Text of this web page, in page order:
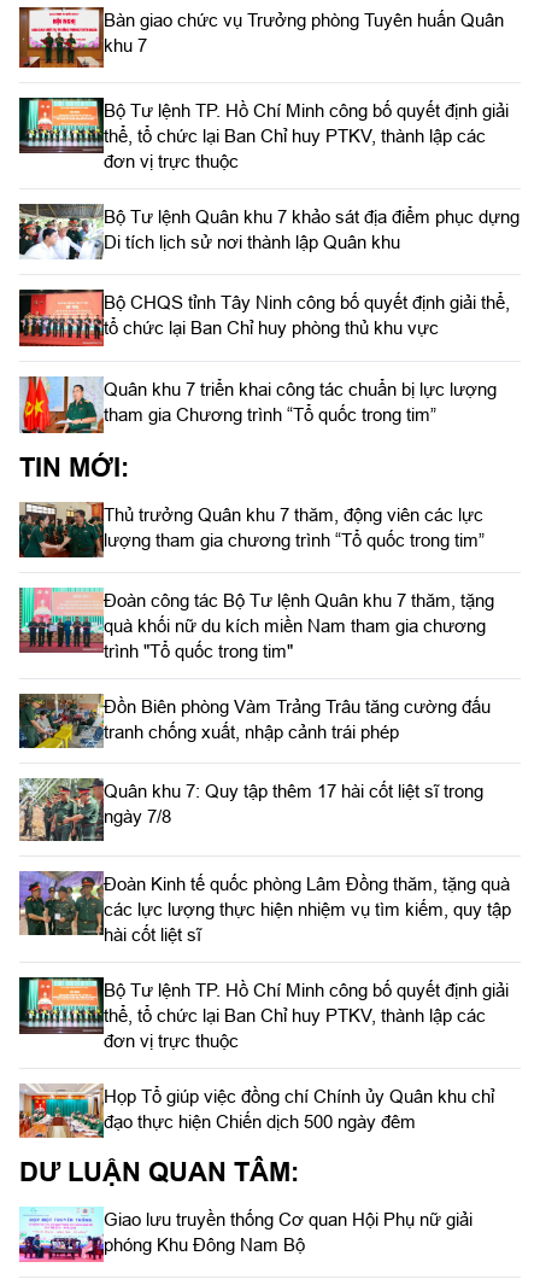
Bàn giao chức vụ Trưởng phòng Tuyên huấn Quân
khu 7
Bộ Tư lệnh TP. Hồ Chí Minh công bố quyết định giải
thể, tổ chức lại Ban Chỉ huy PTKV, thành lập các
đơn vị trực thuộc
Bộ Tư lệnh Quân khu 7 khảo sát địa điểm phục dựng
Di tích lịch sử nơi thành lập Quân khu
Bộ CHQS tỉnh Tây Ninh công bố quyết định giải thể,
tổ chức lại Ban Chỉ huy phòng thủ khu vực
Quân khu 7 triển khai công tác chuẩn bị lực lượng
tham gia Chương trình “Tổ quốc trong tim”
TIN MỚI:
Thủ trưởng Quân khu 7 thăm, động viên các lực
lượng tham gia chương trình “Tổ quốc trong tim”
Đoàn công tác Bộ Tư lệnh Quân khu 7 thăm, tặng
quà khối nữ du kích miền Nam tham gia chương
trình "Tổ quốc trong tim"
Đồn Biên phòng Vàm Trảng Trâu tăng cường đấu
tranh chống xuất, nhập cảnh trái phép
Quân khu 7: Quy tập thêm 17 hài cốt liệt sĩ trong
ngày 7/8
Đoàn Kinh tế quốc phòng Lâm Đồng thăm, tặng quà
các lực lượng thực hiện nhiệm vụ tìm kiếm, quy tập
hài cốt liệt sĩ
Bộ Tư lệnh TP. Hồ Chí Minh công bố quyết định giải
thể, tổ chức lại Ban Chỉ huy PTKV, thành lập các
đơn vị trực thuộc
Họp Tổ giúp việc đồng chí Chính ủy Quân khu chỉ
đạo thực hiện Chiến dịch 500 ngày đêm
DƯ LUẬN QUAN TÂM:
Giao lưu truyền thống Cơ quan Hội Phụ nữ giải
phóng Khu Đông Nam Bộ